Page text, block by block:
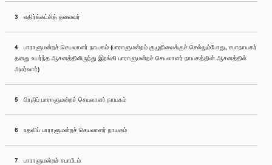
3 எதிர்க்கட்சித் தலைவர்
4 பாராளுமன்றச் செயலாளர் நாயகம் (பாராளுமன்றம் குழுநிலைக்குச் செல்லும்போது, சபாநாயகர்
தனது உயர்ந்த ஆசனத்திலிருந்து இறங்கி பாராளுமன்றச் செயலாளர் நாயகத்தின் ஆசனத்தில்
அமர்வார்)
5 பிரதிப் பாராளுமன்றச் செயலாளர் நாயகம்
6 உதவிப் பாராளுமன்றச் செயலாளர் நாயகம்
7 பாராளுமன்றச் சபாபீடம்